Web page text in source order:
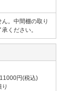
。中間棚の取り
ください。
円(税込)